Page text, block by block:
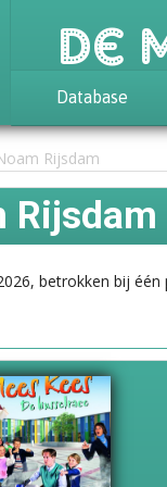
De
Database
Achtergrond
Awards
Statistieken
Rijsdam
Rijsdam
betrokken bij één